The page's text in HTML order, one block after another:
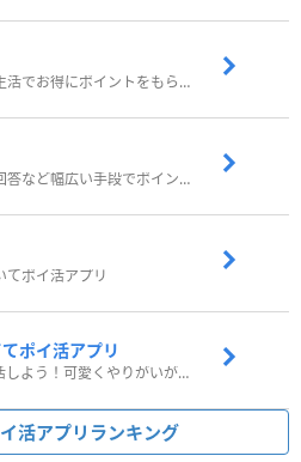
歩いてポイ活！日常生活でお得にポイントをもらおう
歩いたりアンケート回答など幅広い手段でポイントをゲット
てポイ活アプリ
ポイ活アプリ
ペットを育ってポイ活しよう！可愛くやりがいがある新感覚アプリ
活アプリランキング